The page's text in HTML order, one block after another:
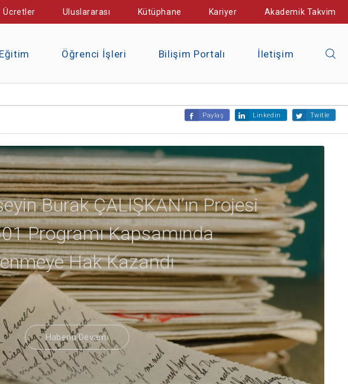
Ücretler Uluslararası Kütüphane Kariyer Akademik Takvim
Öğrenci İşleri Bilişim Portalı İletişim
Paylaş Linkedin Twitle
Burak ÇALIŞKAN’ın Projesi
Programı Kapsamında
Hak Kazandı
Haberin Devamı Haberin Devamı
Haberin Devamı